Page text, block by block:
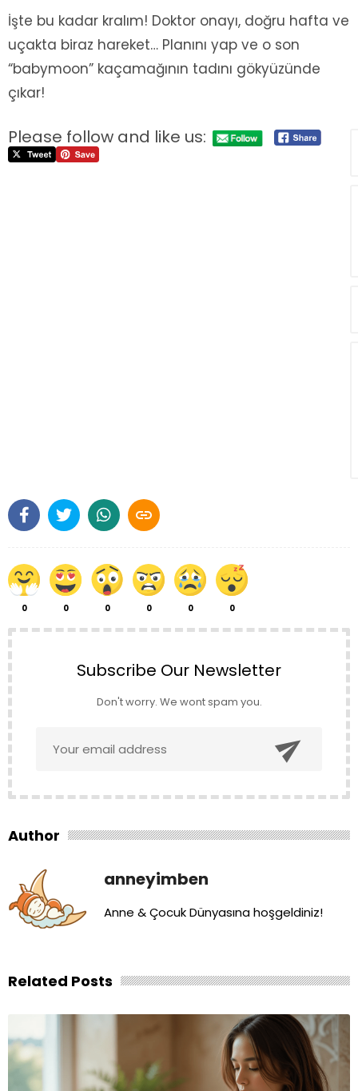

0 0 0 0 0 0
İşte bu kadar kralım! Doktor onayı, doğru hafta ve
uçakta biraz hareket… Planını yap ve o son
“babymoon” kaçamağının tadını gökyüzünde
çıkar!
Please follow and like us:
Subscribe Our Newsletter
Don't worry. We wont spam you.

Author
anneyimben
Anne & Çocuk Dünyasına hoşgeldiniz!
Related Posts